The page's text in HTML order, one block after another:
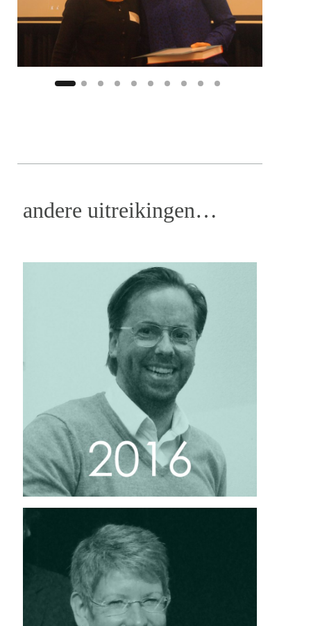
andere uitreikingen…